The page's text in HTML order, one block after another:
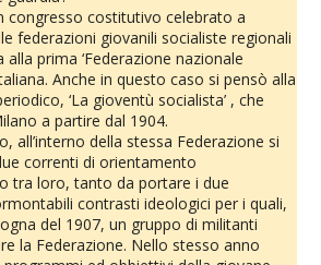
congresso costitutivo celebrato a
federazioni giovanili socialiste regionali
prima ‘Federazione nazionale
Anche in questo caso si pensò alla
‘La gioventù socialista’ , che
a partire dal 1904.
all’interno della stessa Federazione si
correnti di orientamento
tra loro, tanto da portare i due
contrasti ideologici per i quali,
del 1907, un gruppo di militanti
la Federazione. Nello stesso anno